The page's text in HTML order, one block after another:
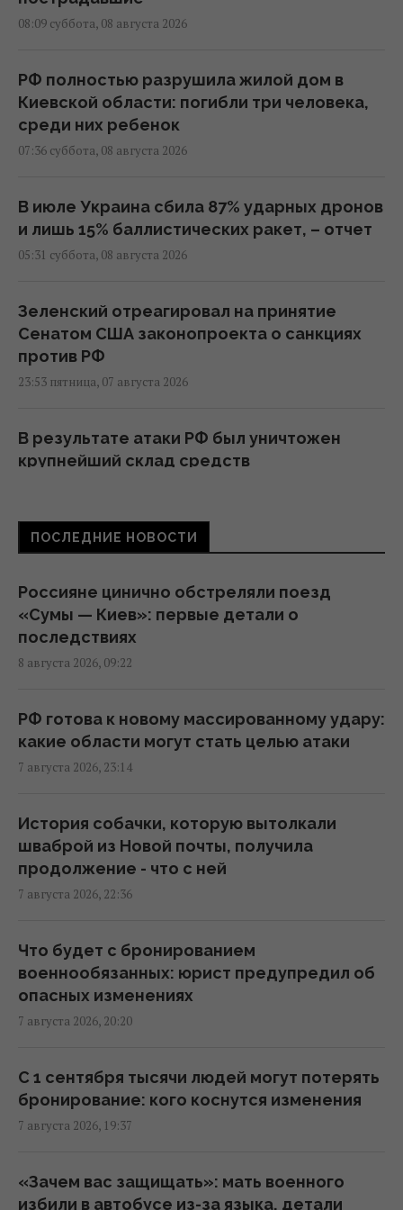
08:09 суббота, 08 августа 2026
РФ полностью разрушила жилой дом в
Киевской области: погибли три человека,
среди них ребенок
07:36 суббота, 08 августа 2026
В июле Украина сбила 87% ударных дронов
и лишь 15% баллистических ракет, – отчет
05:31 суббота, 08 августа 2026
Зеленский отреагировал на принятие
Сенатом США законопроекта о санкциях
против РФ
23:53 пятница, 07 августа 2026
В результате атаки РФ был уничтожен
крупнейший склад средств
Коломойского, защита заявила о
проблемах со здоровьем
20:39 пятница, 07 августа 2026
субмарины, расположенные в тысячах
километров от Украины
20:35 пятница, 07 августа 2026
Киев будет значительно лучше
подготовлен к зиме, но фактор обстрелов
и возможностей ПВО никто не отменял, -
Пантелеев
Зеленский прибыл в Сербию: подробности
первого официального визита
19:52 пятница, 07 августа 2026
Дипломатическое контрнаступление
Украины на Вашингтон захлебнулось, – The
Atlantic
База ФСБ, корабли и ЗРК "Бук": Мадяр
ПОСЛЕДНИЕ НОВОСТИ
Россияне цинично обстреляли поезд
«Сумы — Киев»: первые детали о
последствиях
8 августа 2026, 09:22
РФ готова к новому массированному удару:
какие области могут стать целью атаки
7 августа 2026, 23:14
История собачки, которую вытолкали
шваброй из Новой почты, получила
продолжение - что с ней
7 августа 2026, 22:36
Что будет с бронированием
военнообязанных: юрист предупредил об
опасных изменениях
7 августа 2026, 20:20
С 1 сентября тысячи людей могут потерять
бронирование: кого коснутся изменения
7 августа 2026, 19:37
«Зачем вас защищать»: мать военного
избили в автобусе из-за языка, детали